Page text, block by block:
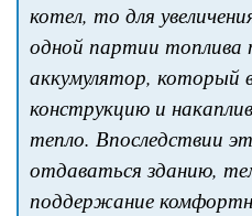
котел, то для
одной партии топлива
аккумулятор, который
конструкцию и
тепло. Впоследствии
отдаваться зданию,
поддержание